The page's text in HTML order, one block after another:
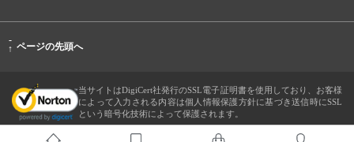
-
↑ ページの先頭へ
当サイトはDigiCert社発行のSSL電子証明書を使用しており、お客様
によって入力される内容は個人情報保護方針に基づき送信時にSSL
という暗号化技術によって保護されます。